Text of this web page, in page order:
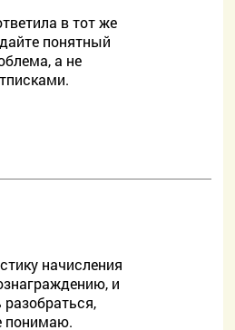
в тот же
понятный
а не
начисления
и
понимаю.